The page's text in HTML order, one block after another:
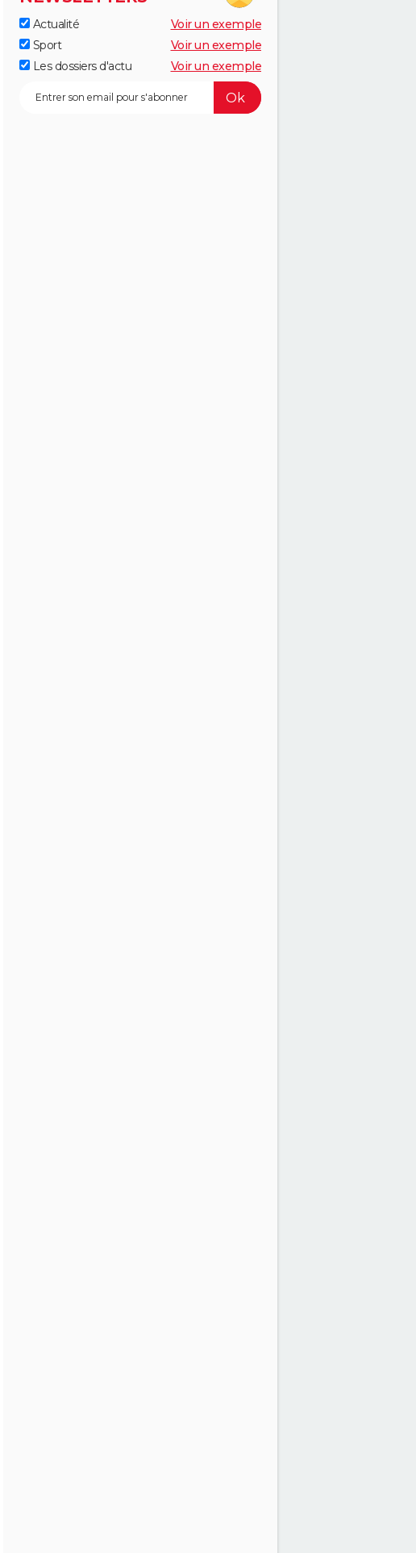
Actualité
Voir un exemple
Sport
Voir un exemple
Les dossiers d'actu
Voir un exemple